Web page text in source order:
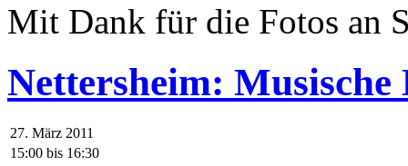
Mit Dank für die Fotos an
Nettersheim: Musische
27. März 2011
15:00 bis 16:30